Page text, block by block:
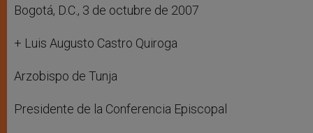
Bogotá, D.C., 3 de octubre de 2007
+ Luis Augusto Castro Quiroga
Arzobispo de Tunja
Presidente de la Conferencia Episcopal